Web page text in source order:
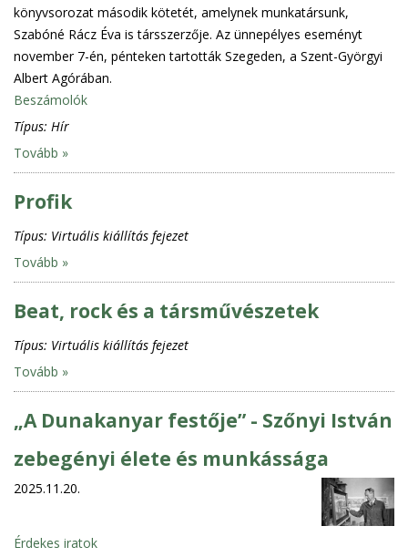
könyvsorozat második kötetét, amelynek munkatársunk,
Szabóné Rácz Éva is társszerzője. Az ünnepélyes eseményt
november 7-én, pénteken tartották Szegeden, a Szent-Györgyi
Albert Agórában.
Beszámolók
Típus: Hír
Tovább »
Profik
Típus: Virtuális kiállítás fejezet
Tovább »
Beat, rock és a társművészetek
Típus: Virtuális kiállítás fejezet
Tovább »
„A Dunakanyar festője” - Szőnyi István
zebegényi élete és munkássága
2025.11.20.
Érdekes iratok